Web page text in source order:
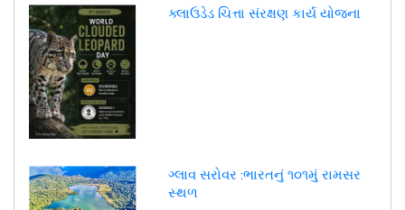
ક્લાઉડેડ ચિત્તા સંરક્ષણ કાર્ય યોજના
ગ્લાવ સરોવર :ભારતનું ૧૦૧મું રામસર
સ્થળ